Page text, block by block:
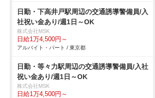
日勤・下高井戸駅周辺の交通誘導警備員/入
社祝い金あり/週1日～OK
株式会社MSK
日給1万4,500円～
アルバイト・パート / 東京都
日勤・等々力駅周辺の交通誘導警備員/入社
祝い金あり/週1日～OK
株式会社MSK
日給1万4,500円～